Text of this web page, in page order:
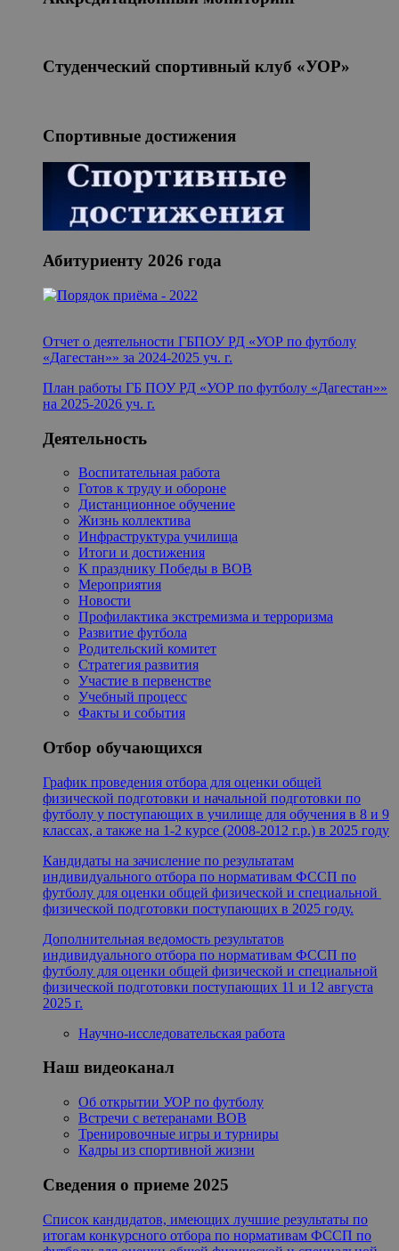
Студенческий спортивный клуб «УОР»
Спортивные достижения
Абитуриенту 2026 года
Отчет о деятельности ГБПОУ РД «УОР по футболу
«Дагестан»» за 2024-2025 уч. г.
План работы ГБ ПОУ РД «УОР по футболу «Дагестан»»
на 2025-2026 уч. г.
Деятельность
Воспитательная работа
Готов к труду и обороне
Дистанционное обучение
Жизнь коллектива
Инфраструктура училища
Итоги и достижения
К празднику Победы в ВОВ
Мероприятия
Новости
Профилактика экстремизма и терроризма
Развитие футбола
Родительский комитет
Стратегия развития
Участие в первенстве
Учебный процесс
Факты и события
Отбор обучающихся
График проведения отбора для оценки общей
физической подготовки и начальной подготовки по
футболу у поступающих в училище для обучения в 8 и 9
классах, а также на 1-2 курсе (2008-2012 г.р.) в 2025 году
Кандидаты на зачисление по результатам
индивидуального отбора по нормативам ФССП по
футболу для оценки общей физической и специальной
физической подготовки поступающих в 2025 году.
Дополнительная ведомость результатов
индивидуального отбора по нормативам ФССП по
футболу для оценки общей физической и специальной
физической подготовки поступающих 11 и 12 августа
2025 г.
Научно-исследовательская работа
Наш видеоканал
Об открытии УОР по футболу
Встречи с ветеранами ВОВ
Тренировочные игры и турниры
Кадры из спортивной жизни
Сведения о приеме 2025
Список кандидатов, имеющих лучшие результаты по
итогам конкурсного отбора по нормативам ФССП по